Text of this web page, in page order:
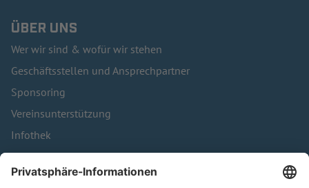
ÜBER UNS
Wer wir sind & wofür wir stehen
Geschäftsstellen und Ansprechpartner
Sponsoring
Vereinsunterstützung
Infothek
Kontakt